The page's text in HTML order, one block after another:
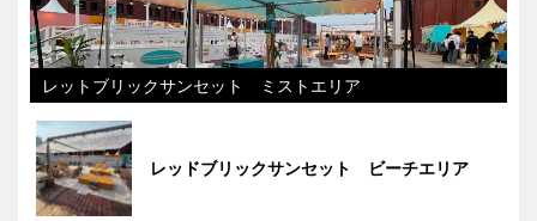
レットブリックサンセット ミストエリア
レッドブリックサンセット ビーチエリア